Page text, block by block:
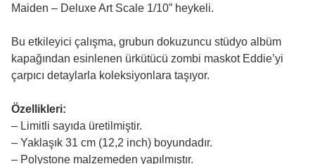
Maiden – Deluxe Art Scale 1/10” heykeli.
Bu etkileyici çalışma, grubun dokuzuncu stüdyo albüm
kapağından esinlenen ürkütücü zombi maskot Eddie’yi
çarpıcı detaylarla koleksiyonlara taşıyor.
Özellikleri:
– Limitli sayıda üretilmiştir.
– Yaklaşık 31 cm (12,2 inch) boyundadır.
– Polystone malzemeden yapılmıştır.